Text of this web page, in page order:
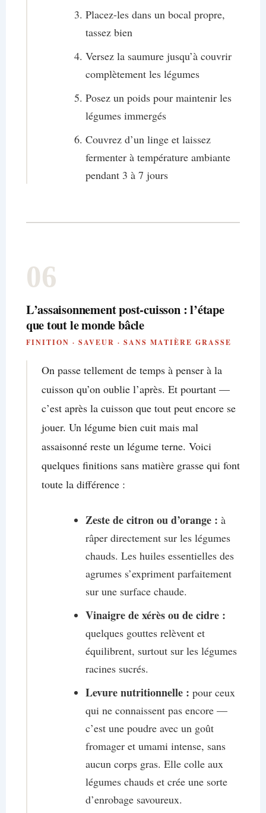
Placez-les dans un bocal propre,
tassez bien
Versez la saumure jusqu’à couvrir
complètement les légumes
Posez un poids pour maintenir les
légumes immergés
Couvrez d’un linge et laissez
fermenter à température ambiante
pendant 3 à 7 jours
06
L’assaisonnement post-cuisson : l’étape
que tout le monde bâcle
FINITION · SAVEUR · SANS MATIÈRE GRASSE
On passe tellement de temps à penser à la
cuisson qu’on oublie l’après. Et pourtant —
c’est après la cuisson que tout peut encore se
jouer. Un légume bien cuit mais mal
assaisonné reste un légume terne. Voici
quelques finitions sans matière grasse qui font
toute la différence :
Zeste de citron ou d’orange : à
râper directement sur les légumes
chauds. Les huiles essentielles des
agrumes s’expriment parfaitement
sur une surface chaude.
Vinaigre de xérès ou de cidre :
quelques gouttes relèvent et
équilibrent, surtout sur les légumes
racines sucrés.
Levure nutritionnelle : pour ceux
qui ne connaissent pas encore —
c’est une poudre avec un goût
fromager et umami intense, sans
aucun corps gras. Elle colle aux
légumes chauds et crée une sorte
d’enrobage savoureux.